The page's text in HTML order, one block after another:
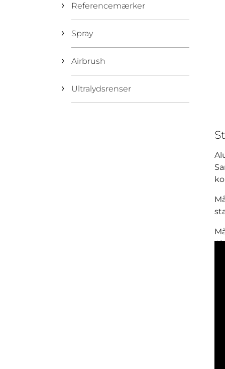
Referencemærker
Spray
Airbrush
Ultralydsrenser